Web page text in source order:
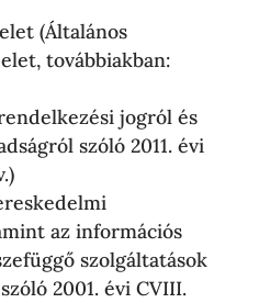
(Általános
továbbiakban:
jogról és
szóló 2011. évi
az információs
szolgáltatások
2001. évi CVIII.